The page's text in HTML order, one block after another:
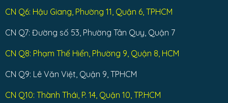
CN Q6: Hậu Giang, Phường 11, Quận 6, TPHCM
CN Q7: Đường số 53, Phường Tân Quy, Quận 7
CN Q8: Phạm Thế Hiển, Phường 9, Quận 8, HCM
CN Q9: Lê Văn Việt, Quận 9, TPHCM
CN Q10: Thành Thái, P. 14, Quận 10, TP.HCM